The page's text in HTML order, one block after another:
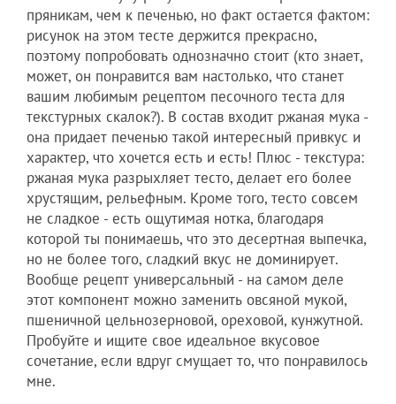
пряникам, чем к печенью, но факт остается фактом:
рисунок на этом тесте держится прекрасно,
поэтому попробовать однозначно стоит (кто знает,
может, он понравится вам настолько, что станет
вашим любимым рецептом песочного теста для
текстурных скалок?). В состав входит ржаная мука -
она придает печенью такой интересный привкус и
характер, что хочется есть и есть! Плюс - текстура:
ржаная мука разрыхляет тесто, делает его более
хрустящим, рельефным. Кроме того, тесто совсем
не сладкое - есть ощутимая нотка, благодаря
которой ты понимаешь, что это десертная выпечка,
но не более того, сладкий вкус не доминирует.
Вообще рецепт универсальный - на самом деле
этот компонент можно заменить овсяной мукой,
пшеничной цельнозерновой, ореховой, кунжутной.
Пробуйте и ищите свое идеальное вкусовое
сочетание, если вдруг смущает то, что понравилось
мне.